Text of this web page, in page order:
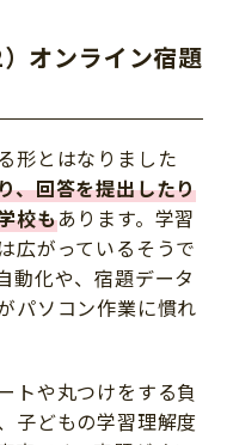
オンライン宿題
形とはなりました
、回答を提出したり
校もあります。学習
広がっているそうで
動化や、宿題データ
パソコン作業に慣れ
トや丸つけをする負
子どもの学習理解度